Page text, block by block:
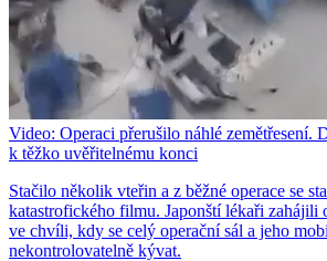
Video: Operaci přerušilo náhlé zemětřesení.
k těžko uvěřitelnému konci
Stačilo několik vteřin a z běžné operace se
katastrofického filmu. Japonští lékaři zahájili
ve chvíli, kdy se celý operační sál a jeho
nekontrolovatelně kývat.